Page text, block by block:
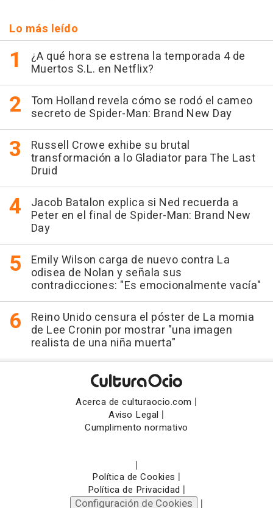
Lo más leído
¿A qué hora se estrena la temporada 4 de
Muertos S.L. en Netflix?
Tom Holland revela cómo se rodó el cameo
secreto de Spider-Man: Brand New Day
Russell Crowe exhibe su brutal
transformación a lo Gladiator para The Last
Druid
Jacob Batalon explica si Ned recuerda a
Peter en el final de Spider-Man: Brand New
Day
Emily Wilson carga de nuevo contra La
odisea de Nolan y señala sus
contradicciones: "Es emocionalmente vacía"
Reino Unido censura el póster de La momia
de Lee Cronin por mostrar "una imagen
realista de una niña muerta"
Acerca de culturaocio.com |
Aviso Legal |
Cumplimento normativo
|
Política de Cookies |
Política de Privacidad |
Configuración de Cookies |